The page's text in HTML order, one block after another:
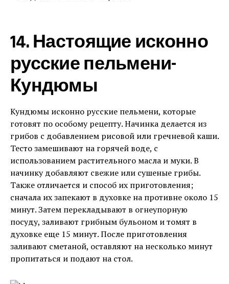
14. Настоящие исконно
русские пельмени-
Кундюмы
Кундюмы исконно русские пельмени, которые
готовят по особому рецепту. Начинка делается из
грибов с добавлением рисовой или гречневой каши.
Тесто замешивают на горячей воде, с
использованием растительного масла и муки. В
начинку добавляют свежие или сушеные грибы.
Также отличается и способ их приготовления;
сначала их запекают в духовке на противне около 15
минут. Затем перекладывают в огнеупорную
посуду, заливают грибным бульоном и томят в
духовке еще 15 минут. После приготовления
заливают сметаной, оставляют на несколько минут
пропитаться и подают на стол.